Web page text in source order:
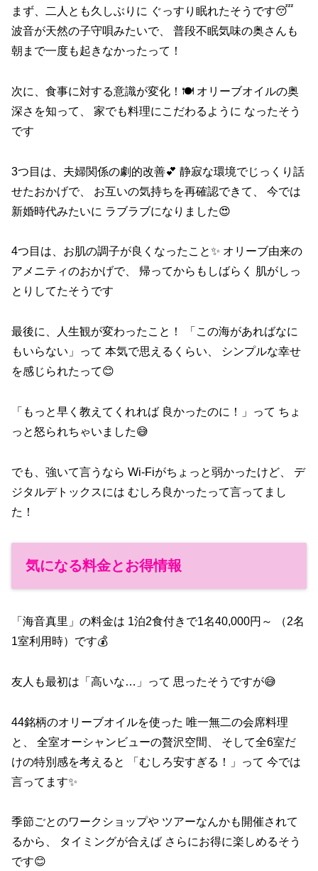
まず、二人とも久しぶりに ぐっすり眠れたそうです😴
波音が天然の子守唄みたいで、 普段不眠気味の奥さんも
朝まで一度も起きなかったって！
次に、食事に対する意識が変化！🍽️ オリーブオイルの奥
深さを知って、 家でも料理にこだわるように なったそう
です
3つ目は、夫婦関係の劇的改善💕 静寂な環境でじっくり話
せたおかげで、 お互いの気持ちを再確認できて、 今では
新婚時代みたいに ラブラブになりました😍
4つ目は、お肌の調子が良くなったこと✨ オリーブ由来の
アメニティのおかげで、 帰ってからもしばらく 肌がしっ
とりしてたそうです
最後に、人生観が変わったこと！ 「この海があればなに
もいらない」って 本気で思えるくらい、 シンプルな幸せ
を感じられたって😊
「もっと早く教えてくれれば 良かったのに！」って ちょ
っと怒られちゃいました😅
でも、強いて言うなら Wi-Fiがちょっと弱かったけど、 デ
ジタルデトックスには むしろ良かったって言ってまし
た！
気になる料金とお得情報
「海音真里」の料金は 1泊2食付きで1名40,000円～ （2名
1室利用時）です💰
友人も最初は「高いな…」って 思ったそうですが😅
44銘柄のオリーブオイルを使った 唯一無二の会席料理
と、 全室オーシャンビューの贅沢空間、 そして全6室だ
けの特別感を考えると 「むしろ安すぎる！」って 今では
言ってます✨
季節ごとのワークショップや ツアーなんかも開催されて
るから、 タイミングが合えば さらにお得に楽しめるそう
です😊